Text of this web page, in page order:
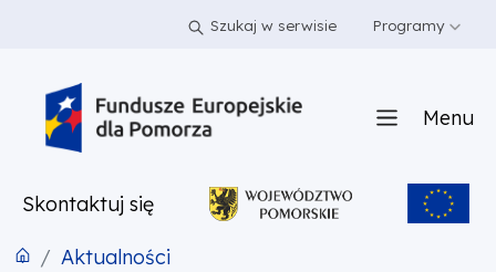
PRZEJDŹ DO TREŚCI Szukaj w serwisie Programy
Menu
Skontaktuj się
Aktualności